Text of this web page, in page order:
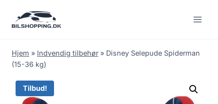
Hjem » Indvendig tilbehør » Disney Selepude Spiderman
(15-36 kg)
Tilbud!